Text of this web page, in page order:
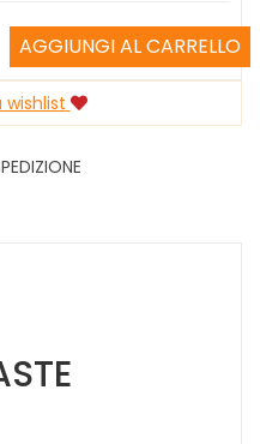
AGGIUNGI AL CARRELLO
wishlist